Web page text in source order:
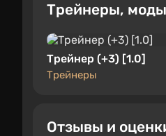
Трейнеры,
Трейнер (+3) [1.0]
Трейнеры
Отзывы и